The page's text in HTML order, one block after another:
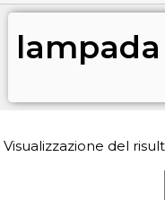
Visualizzazione del